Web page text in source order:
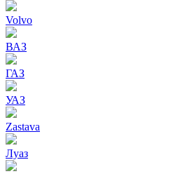
Volvo
ВАЗ
ГАЗ
УАЗ
Zastava
Луаз